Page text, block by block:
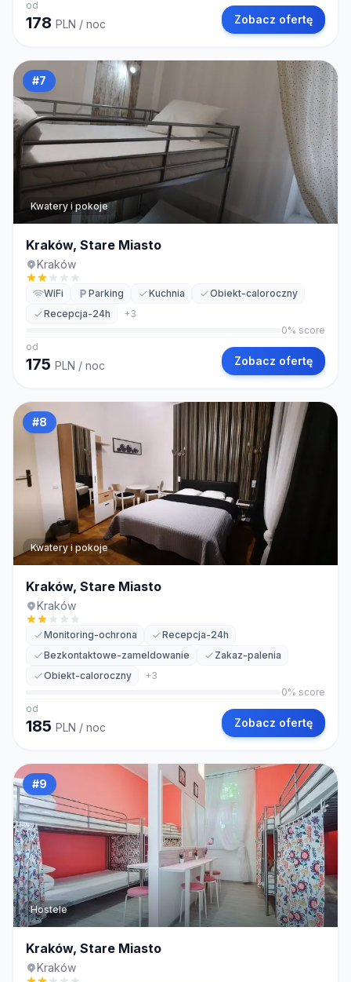
od
178 PLN / noc Zobacz ofertę
#7
Kwatery i pokoje
Kraków, Stare Miasto
Kraków
WiFi Parking Kuchnia
Obiekt-caloroczny
Recepcja-24h
+3
0% score
od
175 PLN / noc Zobacz ofertę
#8
Kwatery i pokoje
Kraków, Stare Miasto
Kraków
Monitoring-ochrona
Recepcja-24h
Bezkontaktowe-zameldowanie
Zakaz-palenia
Obiekt-caloroczny
+3
0% score
od
185 PLN / noc Zobacz ofertę
#9
Hostele
Kraków, Stare Miasto
Kraków